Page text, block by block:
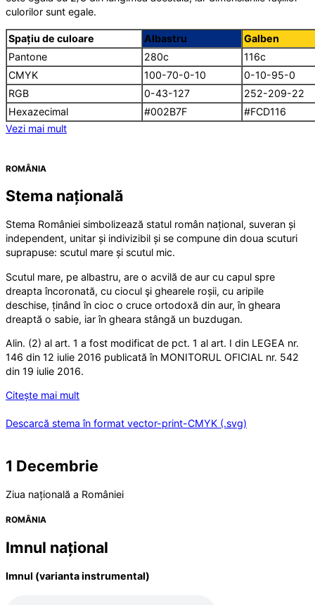
culorilor sunt egale.
Spațiu de culoare Albastru
Galben
Pantone
280c
116c
CMYK
100-70-0-10
0-10-95-0
RGB
0-43-127
252-209-22
Hexazecimal
#002B7F
#FCD116
Vezi mai mult
ROMÂNIA
Stema națională
Stema României simbolizează statul român național, suveran și
independent, unitar și indivizibil și se compune din doua scuturi
suprapuse: scutul mare și scutul mic.
Scutul mare, pe albastru, are o acvilă de aur cu capul spre
dreapta încoronată, cu ciocul şi ghearele roșii, cu aripile
deschise, ținând în cioc o cruce ortodoxă din aur, în gheara
dreaptă o sabie, iar în gheara stângă un buzdugan.
Alin. (2) al art. 1 a fost modificat de pct. 1 al art. I din LEGEA nr.
146 din 12 iulie 2016 publicată în MONITORUL OFICIAL nr. 542
din 19 iulie 2016.
Citește mai mult
Descarcă stema în format vector-print-CMYK (.svg)
1 Decembrie
Ziua națională a României
ROMÂNIA
Imnul național
Imnul (varianta instrumental)